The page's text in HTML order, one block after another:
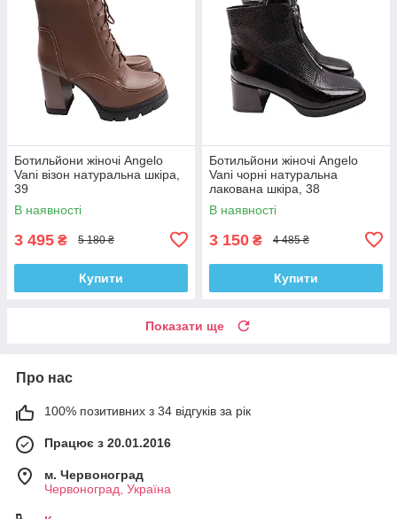
Ботильйони жіночі Angelo
Vani візон натуральна шкіра,
39
В наявності
3 495 ₴ 5 180 ₴
Купити
Ботильйони жіночі Angelo
Vani чорні натуральна
лакована шкіра, 38
В наявності
3 150 ₴ 4 485 ₴
Купити
Показати ще
Про нас
100% позитивних з 34 відгуків за рік
Працює з 20.01.2016
м. Червоноград
Червоноград, Україна